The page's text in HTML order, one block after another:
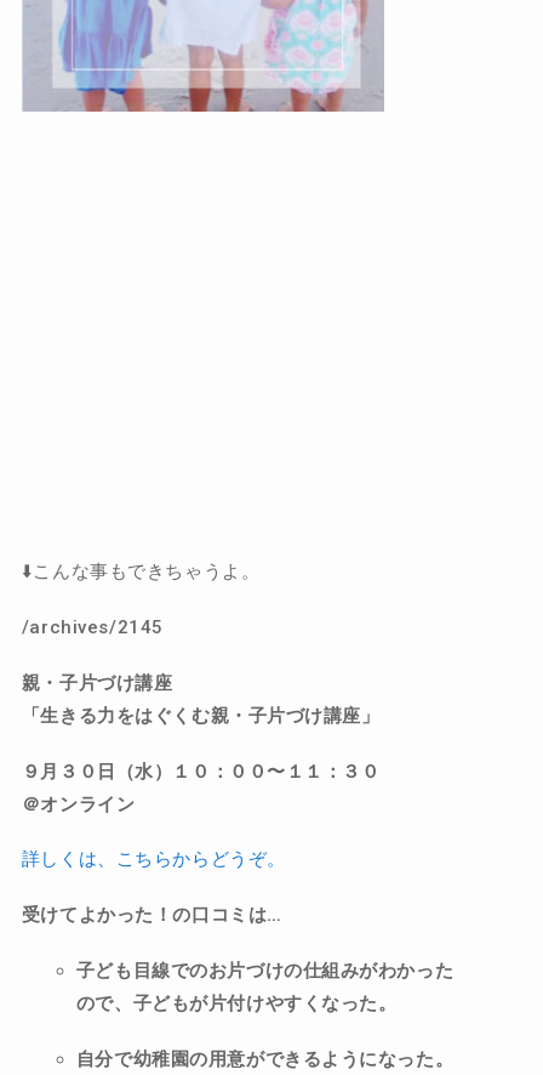
⬇️こんな事もできちゃうよ。
/archives/2145
親・子片づけ講座
「生きる力をはぐくむ親・子片づけ講座」
９月３０日（水）１０：００〜１１：３０
＠オンライン
詳しくは、こちらからどうぞ。
受けてよかった！の口コミは…
子ども目線でのお片づけの仕組みがわかった
ので、子どもが片付けやすくなった。
自分で幼稚園の用意ができるようになった。